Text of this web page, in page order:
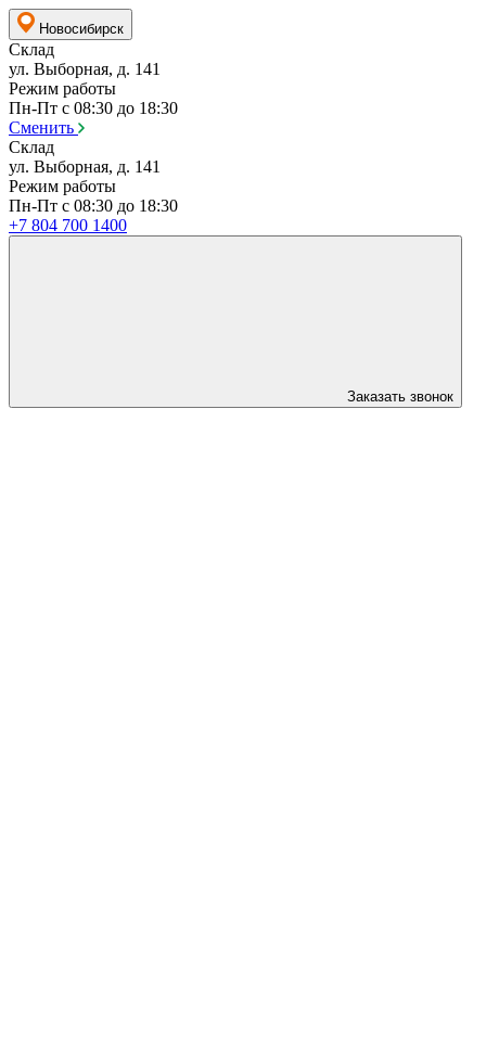
Новосибирск
Склад
ул. Выборная, д. 141
Режим работы
Пн-Пт с 08:30 до 18:30
Сменить
Склад
ул. Выборная, д. 141
Режим работы
Пн-Пт с 08:30 до 18:30
+7 804 700 1400
Заказать звонок